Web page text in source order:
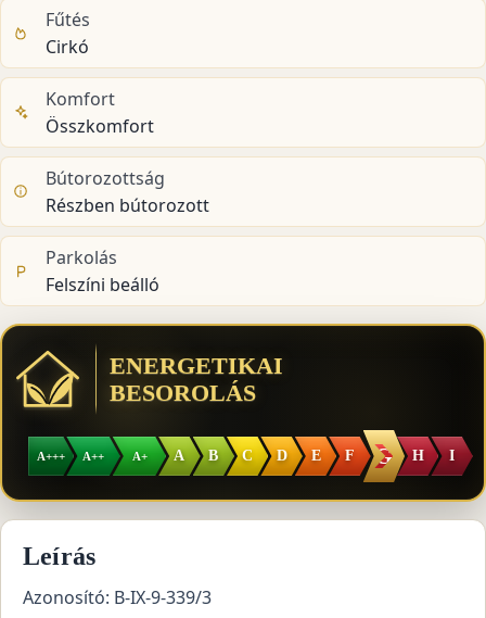
Fűtés
Cirkó
Komfort
Összkomfort
Bútorozottság
Részben bútorozott
Parkolás
Felszíni beálló
ENERGETIKAI
BESOROLÁS
A+++ A++ A+ A B C D E F G H I
Leírás
Azonosító: B-IX-9-339/3